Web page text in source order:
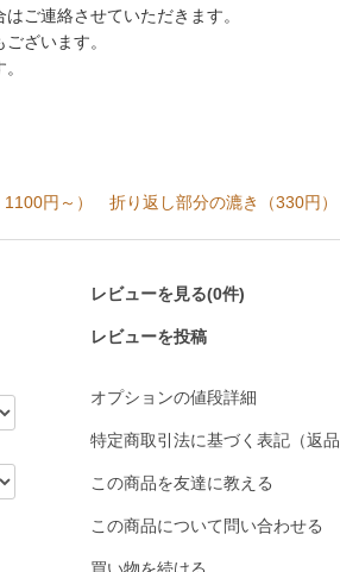
ご連絡させていただきます。
ざいます。
円～） 折り返し部分の漉き（330円）
レビューを見る(0件)
レビューを投稿
オプションの値段詳細
特定商取引法に基づく表記（返品
この商品を友達に教える
この商品について問い合わせる
買い物を続ける